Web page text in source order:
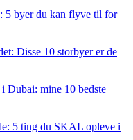
5 byer du kan flyve til for
Disse 10 storbyer er de
Dubai: mine 10 bedste
5 ting du SKAL opleve i